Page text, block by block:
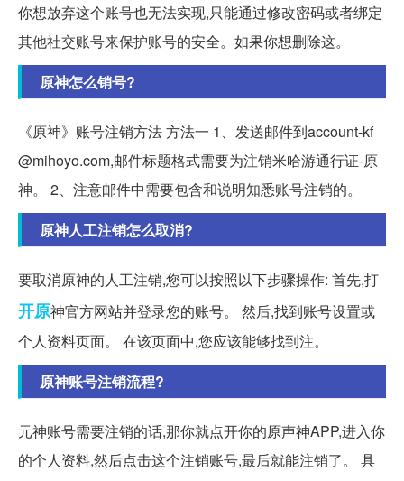
你想放弃这个账号也无法实现,只能通过修改密码或者绑定
其他社交账号来保护账号的安全。如果你想删除这。
原神怎么销号?
《原神》账号注销方法 方法一 1、发送邮件到account-kf
@mihoyo.com,邮件标题格式需要为注销米哈游通行证-原
神。 2、注意邮件中需要包含和说明知悉账号注销的。
原神人工注销怎么取消?
要取消原神的人工注销,您可以按照以下步骤操作: 首先,打
开原神官方网站并登录您的账号。 然后,找到账号设置或
个人资料页面。 在该页面中,您应该能够找到注。
原神账号注销流程?
元神账号需要注销的话,那你就点开你的原声神APP,进入你
的个人资料,然后点击这个注销账号,最后就能注销了。 具